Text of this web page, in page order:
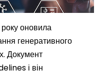
оновила
генеративного
Документ
і він